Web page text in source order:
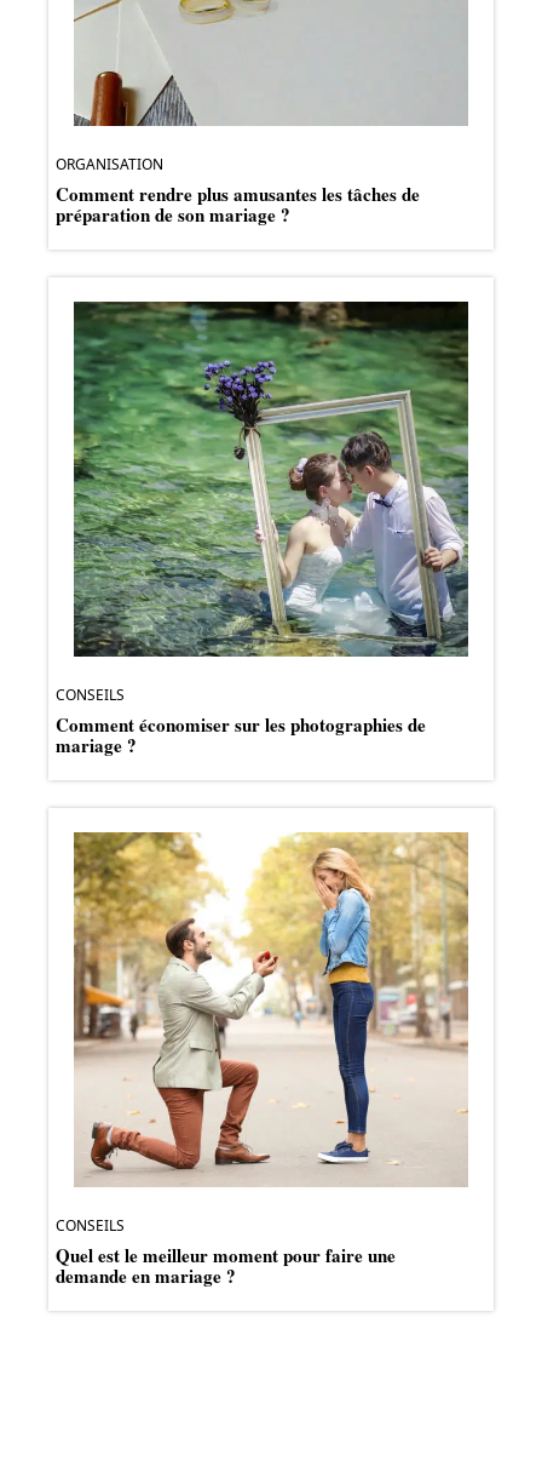
ORGANISATION
Comment rendre plus amusantes les tâches de
préparation de son mariage ?
CONSEILS
Comment économiser sur les photographies de
mariage ?
CONSEILS
Quel est le meilleur moment pour faire une
demande en mariage ?